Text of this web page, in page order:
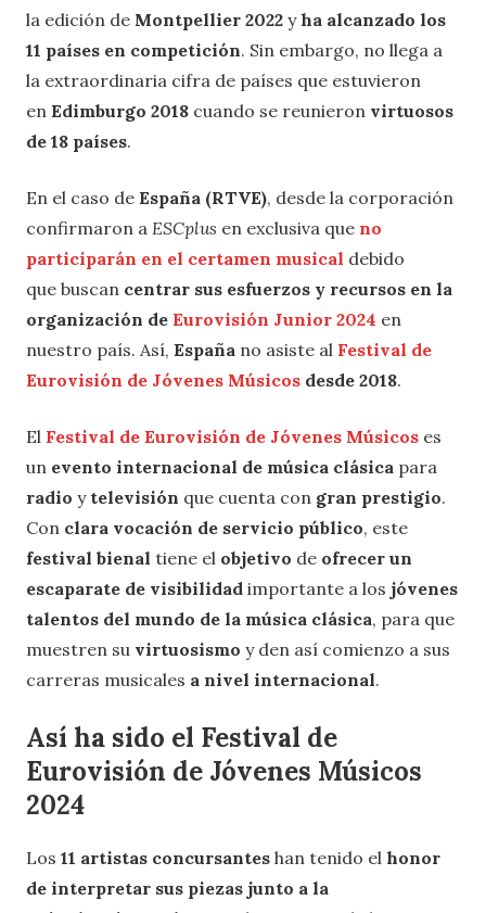
la edición de Montpellier 2022 yha alcanzado los
11 países en competición. Sin embargo, no llega a
la extraordinaria cifra de países que estuvieron
en Edimburgo 2018 cuando se reunieron virtuosos
de 18 países.
En el caso de España (RTVE), desde la corporación
confirmaron a ESCplus en exclusiva que no
participarán en el certamen musical debido
que buscan centrar sus esfuerzos y recursos en la
organización de Eurovisión Junior 2024 en
nuestro país. Así, España no asiste al Festival de
Eurovisión de Jóvenes Músicos desde 2018.
El Festival de Eurovisión de Jóvenes Músicos es
un evento internacional de música clásica para
radio y televisión que cuenta con gran prestigio.
Con clara vocación de servicio público, este
festival bienal tiene el objetivo de ofrecer un
escaparate de visibilidad importante a los jóvenes
talentos del mundo de la música clásica, para que
muestren su virtuosismo y den así comienzo a sus
carreras musicales a nivel internacional.
Así ha sido el Festival de
Eurovisión de Jóvenes Músicos
2024
Los 11 artistas concursantes han tenido el honor
de interpretar sus piezas junto a la